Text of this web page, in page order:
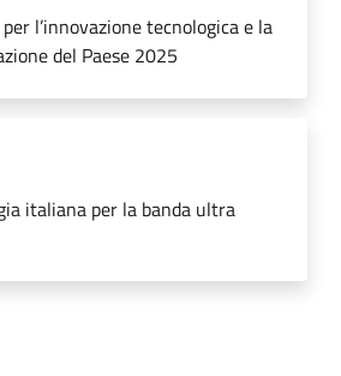
l’innovazione tecnologica e la
del Paese 2025
italiana per la banda ultra